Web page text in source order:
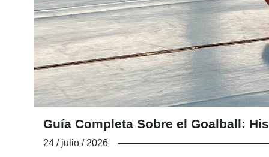
Guía Completa Sobre el Goalball:
24 / julio / 2026